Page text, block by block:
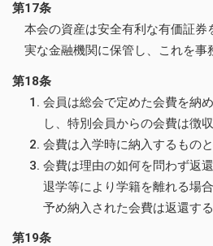
第17条
本会の資産は安全有利な有価証券
実な金融機関に保管し、これを事
第18条
会員は総会で定めた会費を納
し、特別会員からの会費は徴収
会費は入学時に納入するものと
会費は理由の如何を問わず返
退学等により学籍を離れる場
予め納入された会費は返還する
第19条